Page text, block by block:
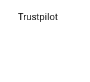
Trustpilot